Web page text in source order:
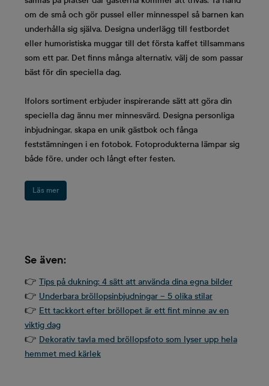
om de små och gör pussel eller minnesspel så barnen kan
underhålla sig själva. Designa underlägg till festbordet
eller humoristiska muggar till det första kaffet tillsammans
som ett par. Det finns många alternativ, välj de som passar
bäst för din speciella dag.
Ifolors sortiment erbjuder inspirerande sätt att göra din
speciella dag ännu mer minnesvärd. Designa personliga
inbjudningar, skapa en unik gästbok och fånga
feststämningen i en fotobok. Fotoprodukterna lämpar sig
både före, under och långt efter festen.
Läs mer
Se även:
👉 Tips på dukning: 4 sätt att använda dina egna bilder
👉 Underbara bröllopsinbjudningar – 5 olika stilar
👉 Ett tackkort efter bröllopet är ett fint minne av en
viktig dag
👉 Dekorativ tavla med bröllopsfoto som lyser upp hela
hemmet med kärlek